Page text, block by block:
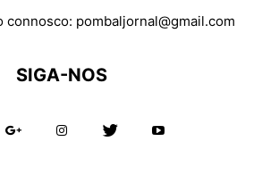
connosco: pombaljornal@gmail.com
SIGA-NOS